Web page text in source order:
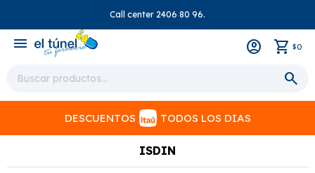
Call center 2406 80 96.
menu $0
DESCUENTOS TODOS LOS DIAS
ISDIN
close